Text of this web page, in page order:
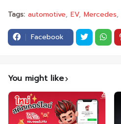
Tags: automotive EV Mercedes
Facebook
You might like